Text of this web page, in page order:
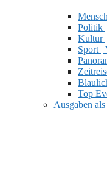
Politik
Kultur
Sport |
Top
Ausgaben